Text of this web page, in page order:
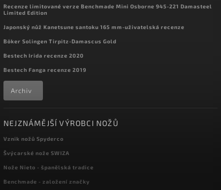
Recenze limitované verze Benchmade Mini Osborne 945-221 Damasteel
Limited Edition
Japonský nůž Kanetsune santoku 165 mm-uživatelská recenze
Böker Solingen Tirpitz-Damascus Gold
Bestech Irida recenze 2020
Bestech Fanga recenze 2019
Archiv
NEJZNÁMĚJŠÍ VÝROBCI NOŽŮ
Vznik nožů Spyderco
Švýcarské nože SWIZA
Nože Nieto - španělská tradice
Benchmade - založení značky